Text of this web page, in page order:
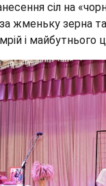
сіл на
жменьку зерна
і майбутнього